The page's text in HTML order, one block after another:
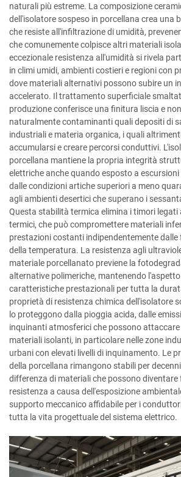
naturali più estreme. La composizione
dell'isolatore sospeso in porcellana crea una
che resiste all'infiltrazione di umidità,
che comunemente colpisce altri materiali
eccezionale resistenza all'umidità si rivela
in climi umidi, ambienti costieri e regioni con
dove materiali alternativi possono subire un
accelerato. Il trattamento superficiale
produzione conferisce una finitura liscia e
naturalmente contaminanti quali depositi di
industriali e materia organica, i quali
accumularsi e creare percorsi conduttivi.
porcellana mantiene la propria integrità
elettriche anche quando esposto a escursioni
dalle condizioni artiche superiori a meno
agli ambienti desertici che superano i
Questa stabilità termica elimina i timori legati
termici, che può compromettere materiali
prestazioni costanti indipendentemente
della temperatura. La resistenza agli
materiale porcellanato previene la
alternative polimeriche, mantenendo
caratteristiche prestazionali per tutta la
proprietà di resistenza chimica dell'isolatore
lo proteggono dalla pioggia acida, dalle
inquinanti atmosferici che possono
materiali isolanti, in particolare nelle zone
urbani con elevati livelli di inquinamento. Le
della porcellana rimangono stabili per
differenza di materiali che possono diventare
resistenza a causa dell'esposizione
supporto meccanico affidabile per i
tutta la vita progettuale del sistema elettrico.